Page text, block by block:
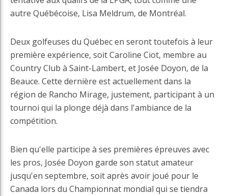
autre Québécoise, Lisa Meldrum, de Montréal.
Deux golfeuses du Québec en seront toutefois à leur
première expérience, soit Caroline Ciot, membre au
Country Club à Saint-Lambert, et Josée Doyon, de la
Beauce. Cette dernière est actuellement dans la
région de Rancho Mirage, justement, participant à un
tournoi qui la plonge déjà dans l'ambiance de la
compétition.
Bien qu'elle participe à ses premières épreuves avec
les pros, Josée Doyon garde son statut amateur
jusqu'en septembre, soit après avoir joué pour le
Canada lors du Championnat mondial qui se tiendra